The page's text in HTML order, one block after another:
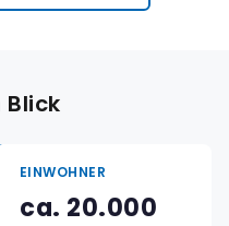
EINWOHNER
ca. 20.000